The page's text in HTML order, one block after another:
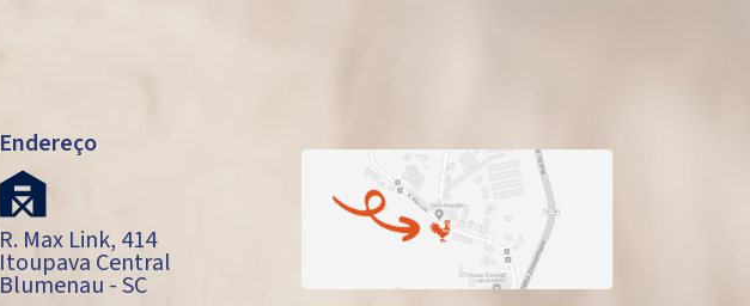
Endereço
R. Max Link, 414
Itoupava Central
Blumenau - SC